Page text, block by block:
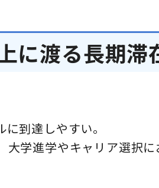
に渡る長期滞
到達しやすい。
学進学やキャリア選択に